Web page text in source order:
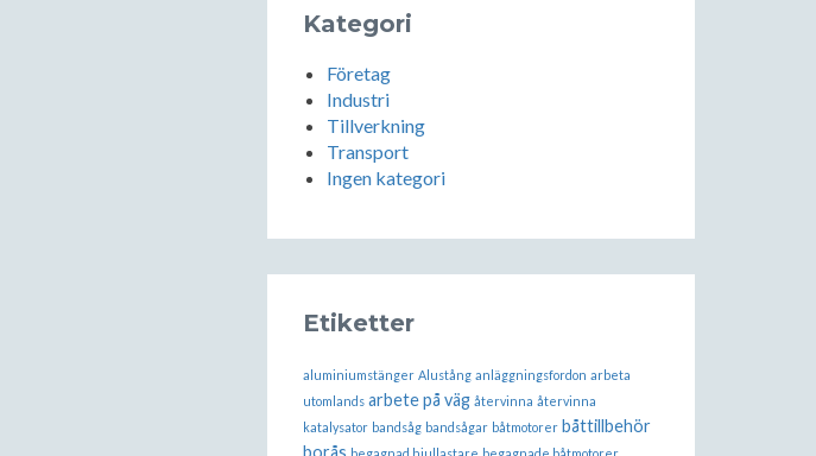
Kategori
Företag
Industri
Tillverkning
Transport
Ingen kategori
Etiketter
aluminiumstänger Alustång anläggningsfordon arbeta
utomlands arbete på väg återvinna återvinna
katalysator bandsåg bandsågar båtmotorer båttillbehör
borås